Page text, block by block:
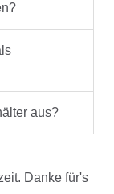
aus?
Danke für's